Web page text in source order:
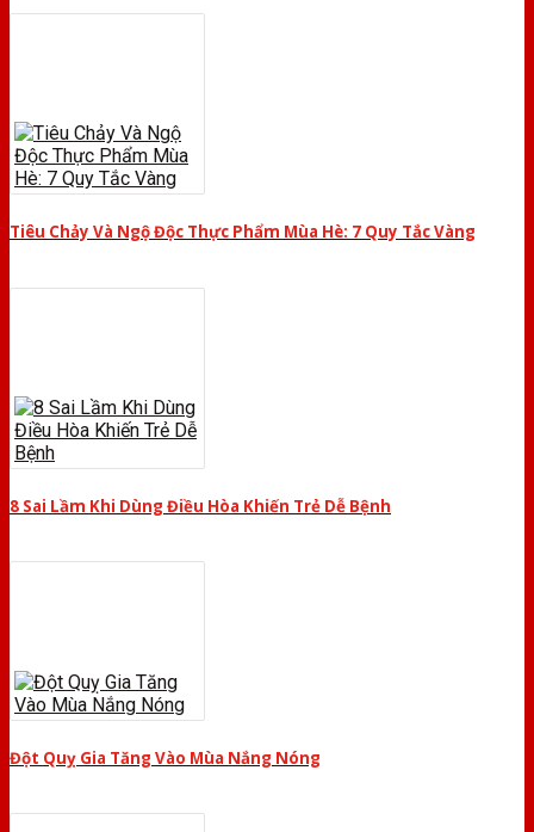
Tiêu Chảy Và Ngộ Độc Thực Phẩm Mùa Hè: 7 Quy Tắc Vàng
8 Sai Lầm Khi Dùng Điều Hòa Khiến Trẻ Dễ Bệnh
Đột Quỵ Gia Tăng Vào Mùa Nắng Nóng